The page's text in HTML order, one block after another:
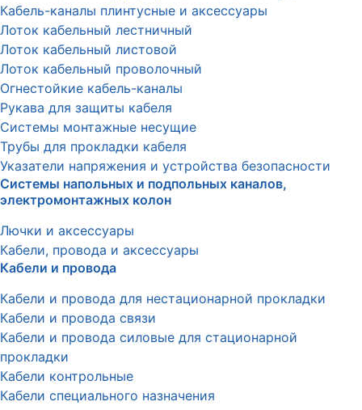
Кабель-каналы плинтусные и аксессуары
Лоток кабельный лестничный
Лоток кабельный листовой
Лоток кабельный проволочный
Огнестойкие кабель-каналы
Рукава для защиты кабеля
Системы монтажные несущие
Трубы для прокладки кабеля
Указатели напряжения и устройства безопасности
Системы напольных и подпольных каналов,
электромонтажных колон
Лючки и аксессуары
Кабели, провода и аксессуары
Кабели и провода
Кабели и провода для нестационарной прокладки
Кабели и провода связи
Кабели и провода силовые для стационарной
прокладки
Кабели контрольные
Кабели специального назначения